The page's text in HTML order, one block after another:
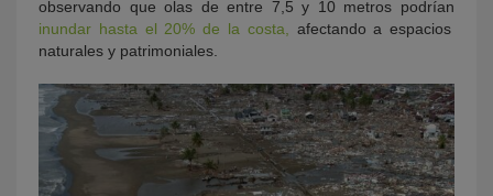
observando que olas de entre 7,5 y 10 metros podrían
inundar hasta el 20% de la costa, afectando a espacios
naturales y patrimoniales.